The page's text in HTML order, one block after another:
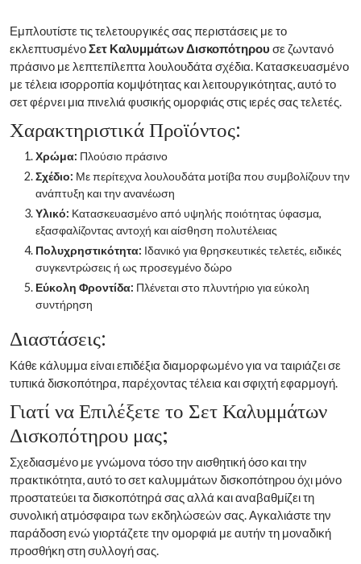
Εμπλουτίστε τις τελετουργικές σας περιστάσεις με το
εκλεπτυσμένοΣετ Καλυμμάτων Δισκοπότηρου σε ζωντανό
πράσινο με λεπτεπίλεπτα λουλουδάτα σχέδια. Κατασκευασμένο
με τέλεια ισορροπία κομψότητας και λειτουργικότητας, αυτό το
σετ φέρνει μια πινελιά φυσικής ομορφιάς στις ιερές σας τελετές.
Χαρακτηριστικά Προϊόντος:
Χρώμα: Πλούσιο πράσινο
Σχέδιο: Με περίτεχνα λουλουδάτα μοτίβα που συμβολίζουν την
ανάπτυξη και την ανανέωση
Υλικό: Κατασκευασμένο από υψηλής ποιότητας ύφασμα,
εξασφαλίζοντας αντοχή και αίσθηση πολυτέλειας
Πολυχρηστικότητα: Ιδανικό για θρησκευτικές τελετές, ειδικές
συγκεντρώσεις ή ως προσεγμένο δώρο
Εύκολη Φροντίδα: Πλένεται στο πλυντήριο για εύκολη
συντήρηση
Διαστάσεις:
Κάθε κάλυμμα είναι επιδέξια διαμορφωμένο για να ταιριάζει σε
τυπικά δισκοπότηρα, παρέχοντας τέλεια και σφιχτή εφαρμογή.
Γιατί να Επιλέξετε το Σετ Καλυμμάτων
Δισκοπότηρου μας;
Σχεδιασμένο με γνώμονα τόσο την αισθητική όσο και την
πρακτικότητα, αυτό το σετ καλυμμάτων δισκοπότηρου όχι μόνο
προστατεύει τα δισκοπότηρά σας αλλά και αναβαθμίζει τη
συνολική ατμόσφαιρα των εκδηλώσεών σας. Αγκαλιάστε την
παράδοση ενώ γιορτάζετε την ομορφιά με αυτήν τη μοναδική
προσθήκη στη συλλογή σας.